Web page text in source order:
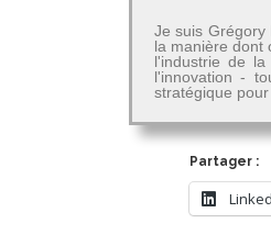
Je suis Grégory
la manière dont
l'industrie de
l'innovation -
stratégique
Partager :